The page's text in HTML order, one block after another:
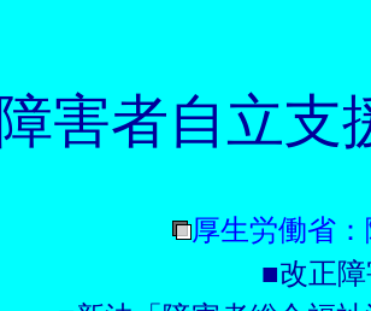
障害者自立支
厚生労働省
■改正